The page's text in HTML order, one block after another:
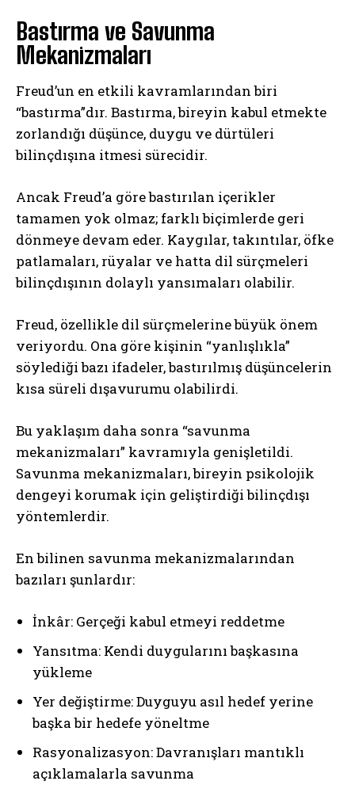
Bastırma ve Savunma
Mekanizmaları
Freud’un en etkili kavramlarından biri
“bastırma”dır. Bastırma, bireyin kabul etmekte
zorlandığı düşünce, duygu ve dürtüleri
bilinçdışına itmesi sürecidir.
Ancak Freud’a göre bastırılan içerikler
tamamen yok olmaz; farklı biçimlerde geri
dönmeye devam eder. Kaygılar, takıntılar, öfke
patlamaları, rüyalar ve hatta dil sürçmeleri
bilinçdışının dolaylı yansımaları olabilir.
Freud, özellikle dil sürçmelerine büyük önem
veriyordu. Ona göre kişinin “yanlışlıkla”
söylediği bazı ifadeler, bastırılmış düşüncelerin
kısa süreli dışavurumu olabilirdi.
Bu yaklaşım daha sonra “savunma
mekanizmaları” kavramıyla genişletildi.
Savunma mekanizmaları, bireyin psikolojik
dengeyi korumak için geliştirdiği bilinçdışı
yöntemlerdir.
En bilinen savunma mekanizmalarından
bazıları şunlardır:
İnkâr: Gerçeği kabul etmeyi reddetme
Yansıtma: Kendi duygularını başkasına
yükleme
Yer değiştirme: Duyguyu asıl hedef yerine
başka bir hedefe yöneltme
Rasyonalizasyon: Davranışları mantıklı
açıklamalarla savunma